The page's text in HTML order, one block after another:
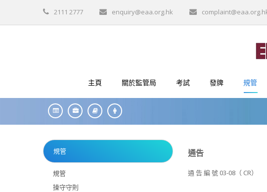
2111 2777 enquiry@eaa.org.hk
主頁 關於監管局 考試 發牌 規管
規管
規管
操守守則
通告
通 告 編 號 03-08（ CR）